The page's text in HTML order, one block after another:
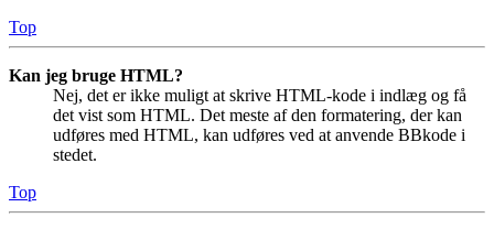
Top
Kan jeg bruge HTML?
Nej, det er ikke muligt at skrive HTML-kode i indlæg og få
det vist som HTML. Det meste af den formatering, der kan
udføres med HTML, kan udføres ved at anvende BBkode i
stedet.
Top